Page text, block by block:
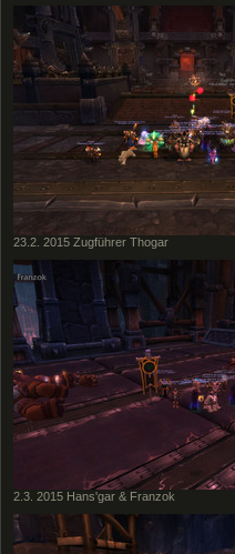
23.2. 2015 Zugführer Thogar
2.3. 2015 Hans'gar & Franzok